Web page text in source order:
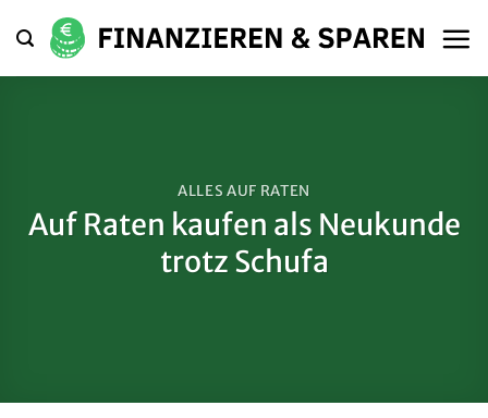
Inhalt
springen
ALLES AUF RATEN
Auf Raten kaufen als Neukunde
trotz Schufa